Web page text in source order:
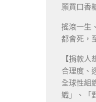
願買口香
搖滾一生
都會死，
【捐款
合理度、
全球性組
織」、「